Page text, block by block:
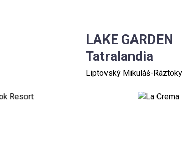
LAKE GARDEN
Tatralandia
Liptovský Mikuláš-Ráztoky